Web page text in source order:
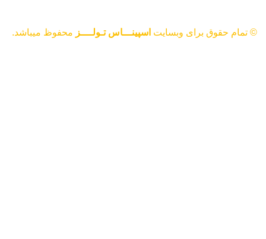
© تمام حقوق برای وبسایت اسپینـــاس تـولــــز محفوظ میباشد.